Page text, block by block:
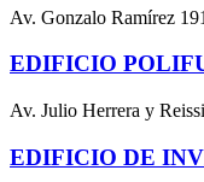
Av. Gonzalo Ramírez
EDIFICIO
Av. Julio Herrera y
EDIFICIO DE